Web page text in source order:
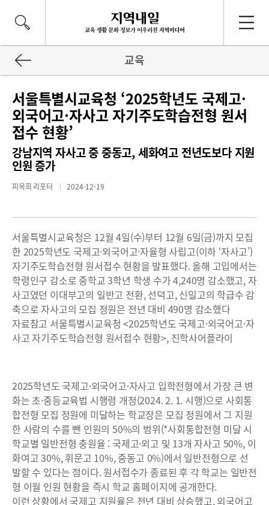
교육
서울특별시교육청 ‘2025학년도 국제고·
외국어고·자사고 자기주도학습전형 원서
접수 현황’
강남지역 자사고 중 중동고, 세화여고 전년도보다 지원
인원 증가
피옥희 리포터 2024-12-19
서울특별시교육청은 12월 4일(수)부터 12월 6일(금)까지 모집
한 2025학년도 국제고·외국어고·자율형 사립고(이하 ‘자사고’)
자기주도학습전형 원서접수 현황을 발표했다. 올해 고입에서는
학령인구 감소로 중학교 3학년 학생 수가 4,240명 감소했고, 자
사고였던 이대부고의 일반고 전환, 선덕고, 신일고의 학급수 감
축으로 자사고의 모집 정원은 전년 대비 490명 감소했다
자료참고 서울특별시교육청 <2025학년도 국제고·외국어고·자
사고 자기주도학습전형 원서접수 현황>, 진학사어플라이
2025학년도 국제고·외국어고·자사고 입학전형에서 가장 큰 변
화는 초·중등교육법 시행령 개정(2024. 2. 1. 시행)으로 사회통
합전형 모집 정원에 미달하는 학교장은 모집 정원에서 그 지원
한 사람의 수를 뺀 인원의 50%의 범위(*사회통합전형 미달 시
학교별 일반전형 충원율 : 국제고·외고 및 13개 자사고 50%, 이
화여고 30%, 휘문고 10%, 중동고 0%)에서 일반전형으로 선
발할 수 있다는 점이다. 원서접수가 종료된 후 각 학교는 일반전
형 이월 인원 현황을 즉시 학교 홈페이지에 공개한다.
이런 상황에서 국제고 지원율은 전년 대비 상승했고, 외국어고